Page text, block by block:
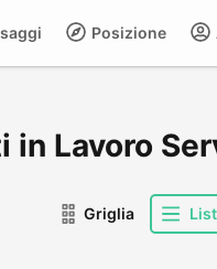
Posizione
Lavoro
Griglia